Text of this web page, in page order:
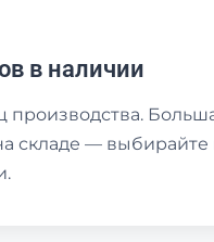
в наличии
производства.
складе — выбирайте